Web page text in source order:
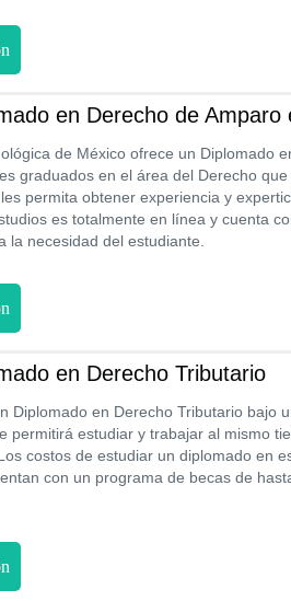
en Derecho de Amparo
de México ofrece un Diplomado
graduados en el área del Derecho
permita obtener experiencia y
es totalmente en línea y cuenta
la necesidad del estudiante.
en Derecho Tributario
Diplomado en Derecho Tributario bajo
permitirá estudiar y trabajar al mismo
costos de estudiar un diplomado en
con un programa de becas de